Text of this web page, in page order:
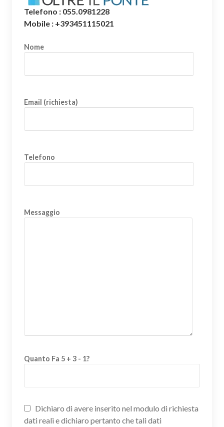
Telefono : 055.0981228
Mobile : +393451115021
Nome
Email (richiesta)
Telefono
Messaggio
Quanto Fa 5 + 3 - 1?
Dichiaro di avere inserito nel modulo di richiesta
dati reali e dichiaro pertanto che tali dati